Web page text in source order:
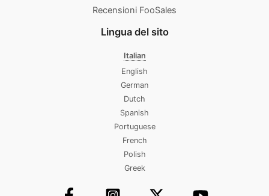
Recensioni FooSales
Lingua del sito
Italian
English
German
Dutch
Spanish
Portuguese
French
Polish
Greek